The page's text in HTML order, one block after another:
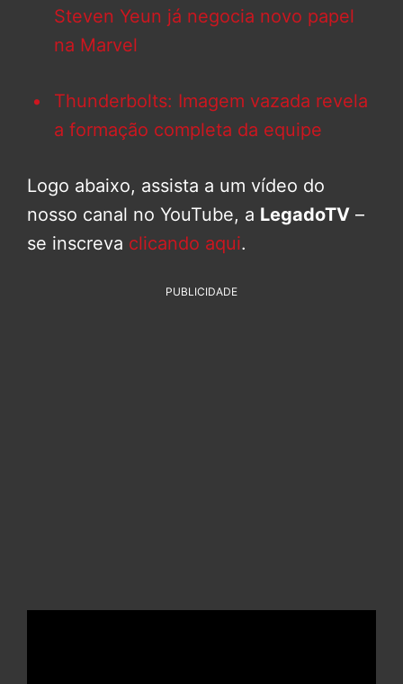
Steven Yeun já negocia novo papel
na Marvel
Thunderbolts: Imagem vazada revela
a formação completa da equipe
Logo abaixo, assista a um vídeo do
nosso canal no YouTube, a LegadoTV –
se inscreva clicando aqui.
PUBLICIDADE